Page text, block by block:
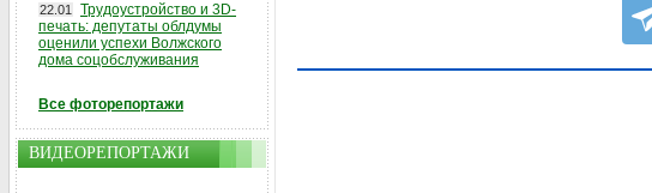
22.01
Трудоустройство и 3D-
печать: депутаты облдумы
оценили успехи Волжского
дома соцобслуживания
Все фоторепортажи
ВИДЕОРЕПОРТАЖИ